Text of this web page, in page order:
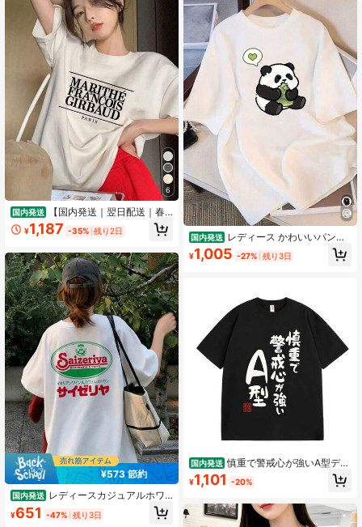
6
国内発送
【国内発送｜翌日配送｜春
の新作】Y2K レディースTシャツ｜
春夏のマストハブアイテム！綿10
躍。カップルデートにも最適です。
¥1,187 -35% 残り2日
¥573 節約
国内発送 レディースカジュアルホワ
イトオーバーサイズTシャツ、ユニー
クなバックプリント、半袖ラウンド
¥651 -47% 残り3日
国内発送 レディース かわいいパンダ
と竹プリント Tシャツ - ルーズフィ
ット ラウンドネック 半袖トップス,
ツ,春・夏・秋のアパレルに最适,
¥1,005 -27% 残り3日
国内発送 慎重で警戒心が強いA型デザ
インTシャツ - 大胆なアートグラフィ
ックプリント、短袖、コットン素
のトップス全面プリント 230g 高品
質コットン T シャツ ハイクオリティ
¥1,101 -20%